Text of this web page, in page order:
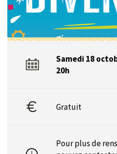
Samedi 18
20h
Gratuit
Pour plus de